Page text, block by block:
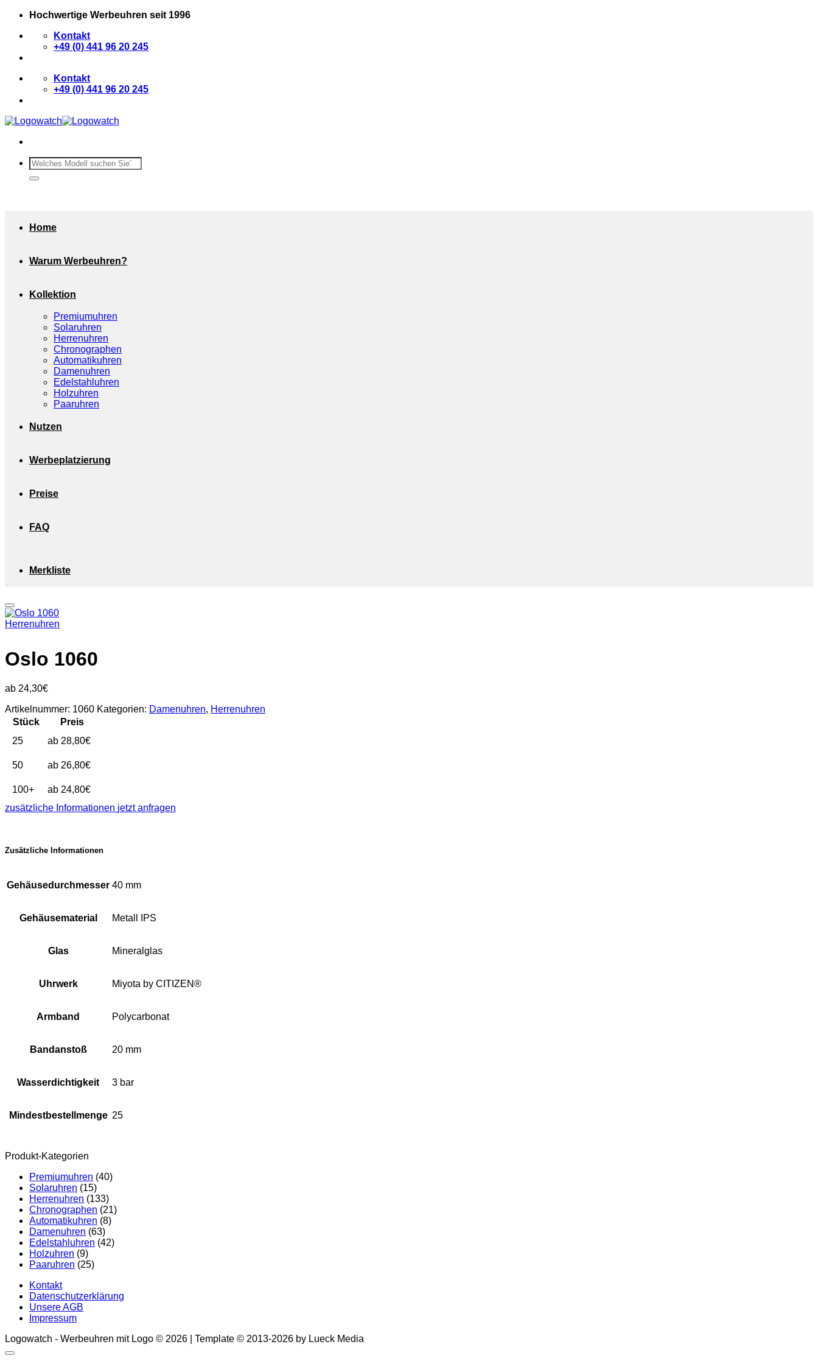
Zum
springen
Hochwertige Werbeuhren seit 1996
Kontakt
+49 (0) 441 96 20 245
Kontakt
+49 (0) 441 96 20 245
Suchen
nach:
Home
Warum Werbeuhren?
Kollektion
Premiumuhren
Solaruhren
Herrenuhren
Chronographen
Automatikuhren
Damenuhren
Edelstahluhren
Holzuhren
Paaruhren
Nutzen
Werbeplatzierung
Preise
FAQ
Merkliste
Herrenuhren
Oslo 1060
24,30€
Artikelnummer: 1060 Kategorien: Damenuhren, Herrenuhren
Stück
Preis
25
28,80€
50 26,80€
100+ 24,80€
zusätzliche Informationen jetzt anfragen
Zusätzliche Informationen
Gehäusedurchmesser 40 mm
Gehäusematerial Metall IPS
Glas Mineralglas
Uhrwerk Miyota by CITIZEN®
Armband Polycarbonat
Bandanstoß 20 mm
Wasserdichtigkeit 3 bar
Mindestbestellmenge 25
Produkt-Kategorien
Premiumuhren (40)
Solaruhren (15)
Herrenuhren (133)
Chronographen (21)
Automatikuhren (8)
Damenuhren (63)
Edelstahluhren (42)
Holzuhren (9)
Paaruhren (25)
Kontakt
Datenschutzerklärung
Unsere AGB
Impressum
Logowatch - Werbeuhren mit Logo © 2026 | Template © 2013-2026 by Lueck Media